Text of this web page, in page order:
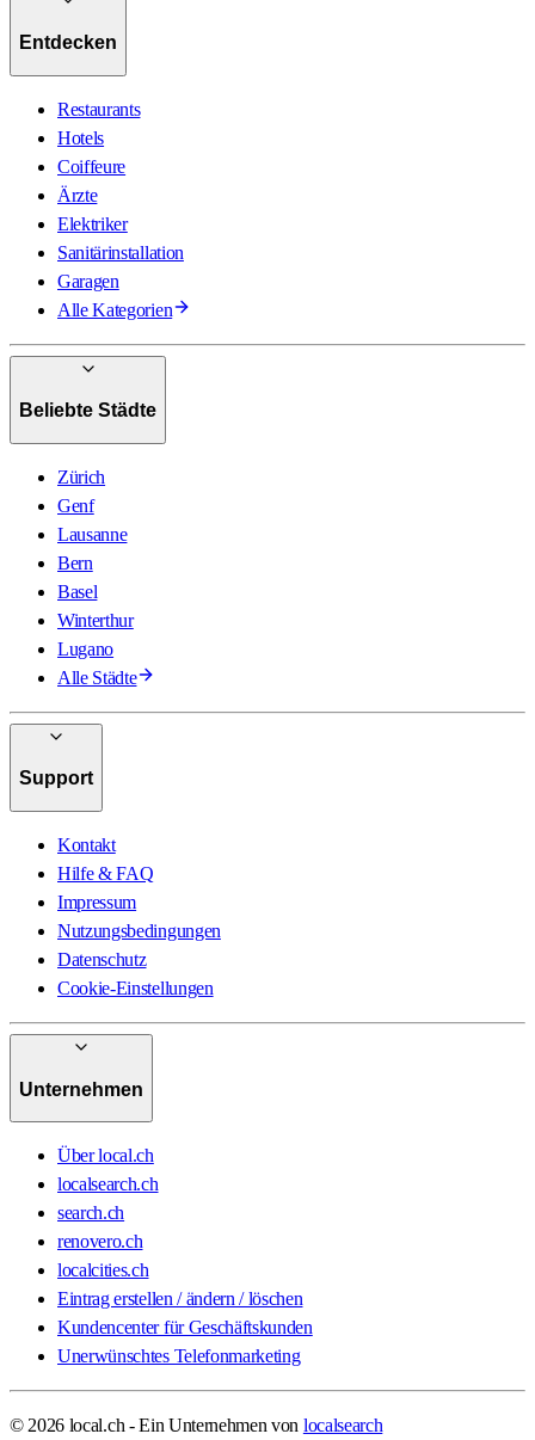
Entdecken
Restaurants
Hotels
Coiffeure
Ärzte
Elektriker
Sanitärinstallation
Garagen
Alle Kategorien
Beliebte Städte
Zürich
Genf
Lausanne
Bern
Basel
Winterthur
Lugano
Alle Städte
Support
Kontakt
Hilfe & FAQ
Impressum
Nutzungsbedingungen
Datenschutz
Cookie-Einstellungen
Unternehmen
Über local.ch
localsearch.ch
search.ch
renovero.ch
localcities.ch
Eintrag erstellen / ändern / löschen
Kundencenter für Geschäftskunden
Unerwünschtes Telefonmarketing
© 2026 local.ch - Ein Unternehmen von localsearch